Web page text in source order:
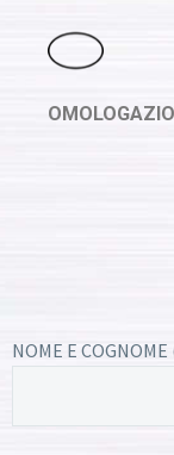
NOME E